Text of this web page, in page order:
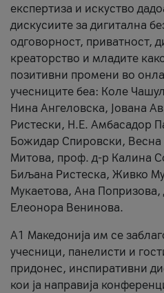
експертиза и искуство
дискусиите за дигитална
одговорност, приватност,
креаторство и младите
позитивни промени во
учесниците беа: Коле
Нина Ангеловска, Јована
Ристески, Н.Е. Амбасадор
Божидар Спировски, Весна
Митова, проф. д-р Калина
Биљана Ристеска, Живко
Мукаетова, Ана
Елеонора Венинова.
А1 Македонија им се
учесници, панелисти и
придонес, инспиративни
кои ја направија